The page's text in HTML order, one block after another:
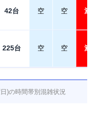
42台 空 空 満
225台 空 空 満
)の時間帯別混雑状況